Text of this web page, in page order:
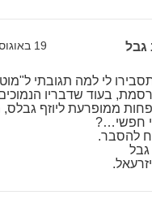
גבל 19 באוגוסט 2021 at 15:49
לי למה תגובתי
בעוד שדבריו
ממופרעת ליוזף
חפשי…?
להסבר.
גבל